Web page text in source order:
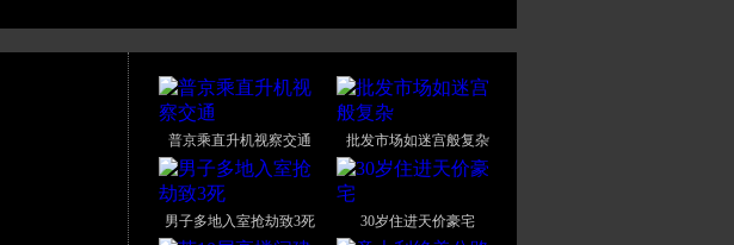
普京乘直升机视察交通 批发市场如迷宫般复杂
男子多地入室抢劫致3死 30岁住进天价豪宅